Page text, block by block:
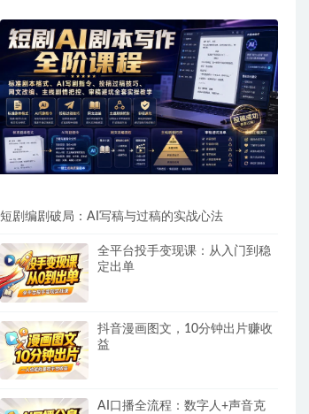
短剧编剧破局：AI写稿与过稿的实战心法
全平台投手变现课：从入门到稳
定出单
抖音漫画图文，10分钟出片赚收
益
AI口播全流程：数字人+声音克